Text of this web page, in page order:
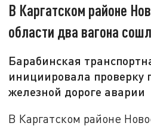
В Каргатском районе
области два вагона
Барабинская
инициировала проверку
железной дороге аварии
В Каргатском районе